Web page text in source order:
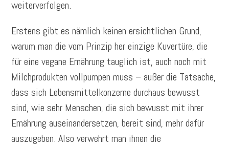
weiterverfolgen.
Erstens gibt es nämlich keinen ersichtlichen Grund,
warum man die vom Prinzip her einzige Kuvertüre, die
für eine vegane Ernährung tauglich ist, auch noch mit
Milchprodukten vollpumpen muss – außer die Tatsache,
dass sich Lebensmittelkonzerne durchaus bewusst
sind, wie sehr Menschen, die sich bewusst mit ihrer
Ernährung auseinandersetzen, bereit sind, mehr dafür
auszugeben. Also verwehrt man ihnen die